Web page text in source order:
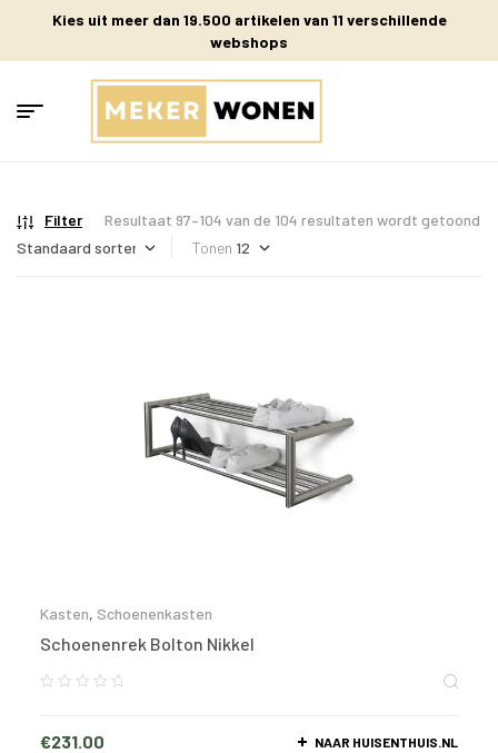
Kies uit meer dan 19.500 artikelen van 11 verschillende
webshops
Filter
Resultaat 97–104 van de 104 resultaten wordt getoond
Tonen
Kasten, Schoenenkasten
Schoenenrek Bolton Nikkel
€231.00 NAAR HUISENTHUIS.NL